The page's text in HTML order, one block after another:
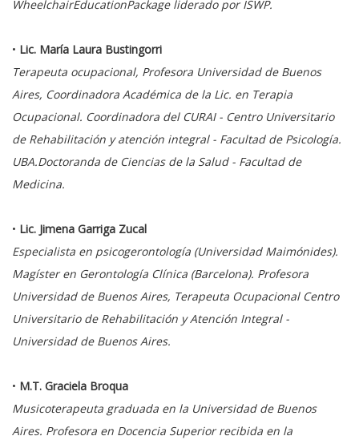
WheelchairEducationPackage liderado por ISWP.
• Lic. María Laura Bustingorri
Terapeuta ocupacional, Profesora Universidad de Buenos
Aires, Coordinadora Académica de la Lic. en Terapia
Ocupacional. Coordinadora del CURAI - Centro Universitario
de Rehabilitación y atención integral - Facultad de Psicología.
UBA.Doctoranda de Ciencias de la Salud - Facultad de
Medicina.
• Lic. Jimena Garriga Zucal
Especialista en psicogerontología (Universidad Maimónides).
Magíster en Gerontología Clínica (Barcelona). Profesora
Universidad de Buenos Aires, Terapeuta Ocupacional Centro
Universitario de Rehabilitación y Atención Integral -
Universidad de Buenos Aires.
• M.T. Graciela Broqua
Musicoterapeuta graduada en la Universidad de Buenos
Aires. Profesora en Docencia Superior recibida en la